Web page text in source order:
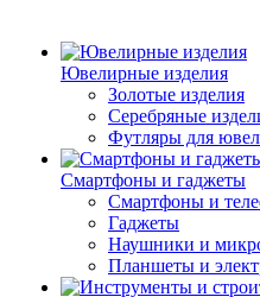
Ювелирные изделия
Золотые изделия
Серебряные
Футляры для
Смартфоны и гаджеты
Смартфоны и
Гаджеты
Наушники и
Планшеты и